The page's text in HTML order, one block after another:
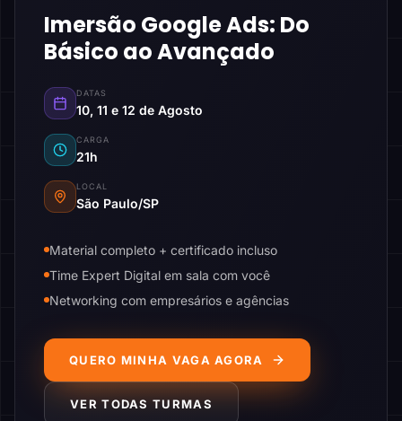
Imersão Google Ads: Do
Básico ao Avançado
DATAS
10, 11 e 12 de Agosto
CARGA
21h
LOCAL
São Paulo/SP
Material completo + certificado incluso
Time Expert Digital em sala com você
Networking com empresários e agências
QUERO MINHA VAGA AGORA
VER TODAS TURMAS